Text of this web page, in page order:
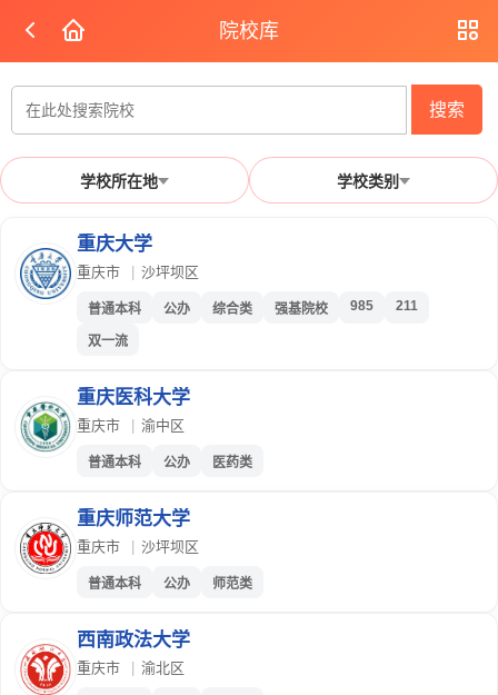
院校库
搜索
学校所在地 学校类别
重庆大学
重庆市 沙坪坝区
普通本科 公办 综合类 强基院校 985 211
双一流
重庆医科大学
重庆市 渝中区
普通本科 公办 医药类
重庆师范大学
重庆市 沙坪坝区
普通本科 公办 师范类
西南政法大学
重庆市 渝北区